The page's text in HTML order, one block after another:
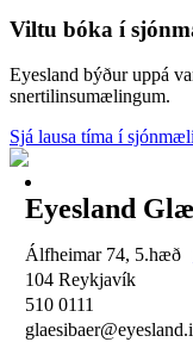
Viltu bóka í
Eyesland býður uppá
snertilinsumælingum.
Sjá lausa tíma í
Eyesland
Álfheimar 74, 5.hæð
104 Reykjavík
510 0111